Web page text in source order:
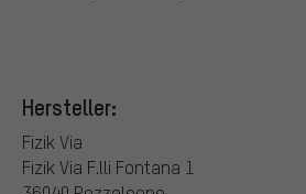
Hersteller:
Fizik Via
Fizik Via F.lli Fontana 1